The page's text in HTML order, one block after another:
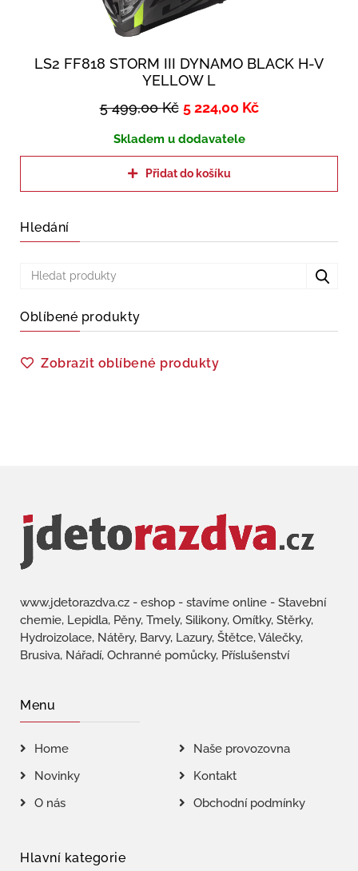
LS2 FF818 STORM III DYNAMO BLACK H-V
YELLOW L
5 499,00Kč 5 224,00 Kč
Skladem u dodavatele
Přidat do košíku
Hledání
Oblíbené produkty
Zobrazit oblíbené produkty
www.jdetorazdva.cz - eshop - stavíme online - Stavební
chemie, Lepidla, Pěny, Tmely, Silikony, Omítky, Stěrky,
Hydroizolace, Nátěry, Barvy, Lazury, Štětce, Válečky,
Brusiva, Nářadí, Ochranné pomůcky, Příslušenství
Menu
Home
Naše provozovna
Novinky
Kontakt
O nás
Obchodní podmínky
Hlavní kategorie